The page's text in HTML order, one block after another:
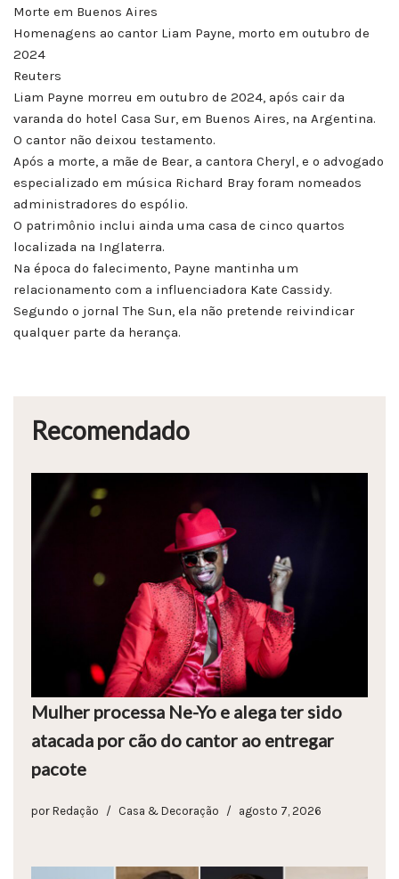
Morte em Buenos Aires
Homenagens ao cantor Liam Payne, morto em outubro de
2024
Reuters
Liam Payne morreu em outubro de 2024, após cair da
varanda do hotel Casa Sur, em Buenos Aires, na Argentina.
O cantor não deixou testamento.
Após a morte, a mãe de Bear, a cantora Cheryl, e o advogado
especializado em música Richard Bray foram nomeados
administradores do espólio.
O patrimônio inclui ainda uma casa de cinco quartos
localizada na Inglaterra.
Na época do falecimento, Payne mantinha um
relacionamento com a influenciadora Kate Cassidy.
Segundo o jornal The Sun, ela não pretende reivindicar
qualquer parte da herança.
Recomendado
Mulher processa Ne-Yo e alega ter sido
atacada por cão do cantor ao entregar
pacote
por Redação Casa & Decoração agosto 7, 2026